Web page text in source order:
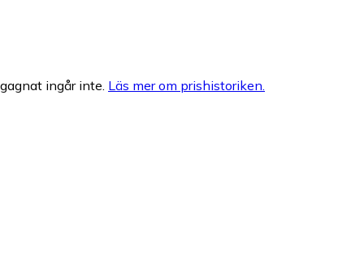
ingår inte. Läs mer om prishistoriken.